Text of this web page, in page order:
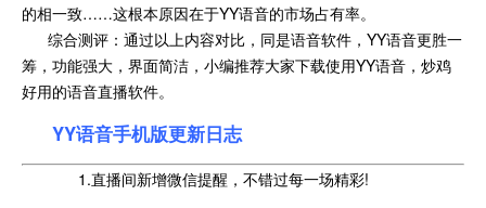
的相一致……这根本原因在于YY语音的市场占有率。
综合测评：通过以上内容对比，同是语音软件，YY语音更胜一
筹，功能强大，界面简洁，小编推荐大家下载使用YY语音，炒鸡
好用的语音直播软件。
YY语音手机版更新日志
1.直播间新增微信提醒，不错过每一场精彩!